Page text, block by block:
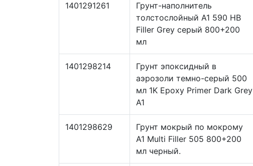
1401291261
Грунт-наполнитель
толстослойный А1 590 HB
Filler Grey серый 800+200
мл
1401298214
Грунт эпоксидный в
аэрозоли темно-серый 500
мл 1K Epoxy Primer Dark Grey
А1
1401298629
Грунт мокрый по мокрому
А1 Multi Filler 505 800+200
мл черный.